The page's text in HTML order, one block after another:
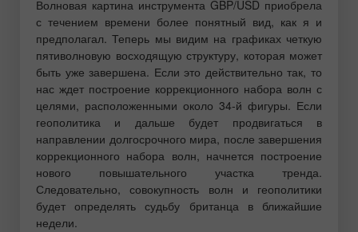
Волновая картина инструмента GBP/USD приобрела
с течением времени более понятный вид, как я и
предполагал. Теперь мы видим на графиках четкую
пятиволновую восходящую структуру, которая может
быть уже завершена. Если это действительно так, то
нас ждет построение коррекционного набора волн с
целями, расположенными около 34-й фигуры. Если
геополитика и дальше будет продвигаться в
направлении долгосрочного мира, после завершения
коррекционного набора волн, начнется построение
нового повышательного участка тренда.
Следовательно, совокупность волн и геополитики
будет определять судьбу британца в ближайшие
недели.